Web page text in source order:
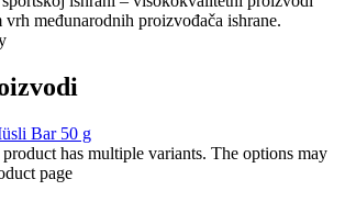
međunarodnih proizvođača ishrane.
has multiple variants. The options may
page